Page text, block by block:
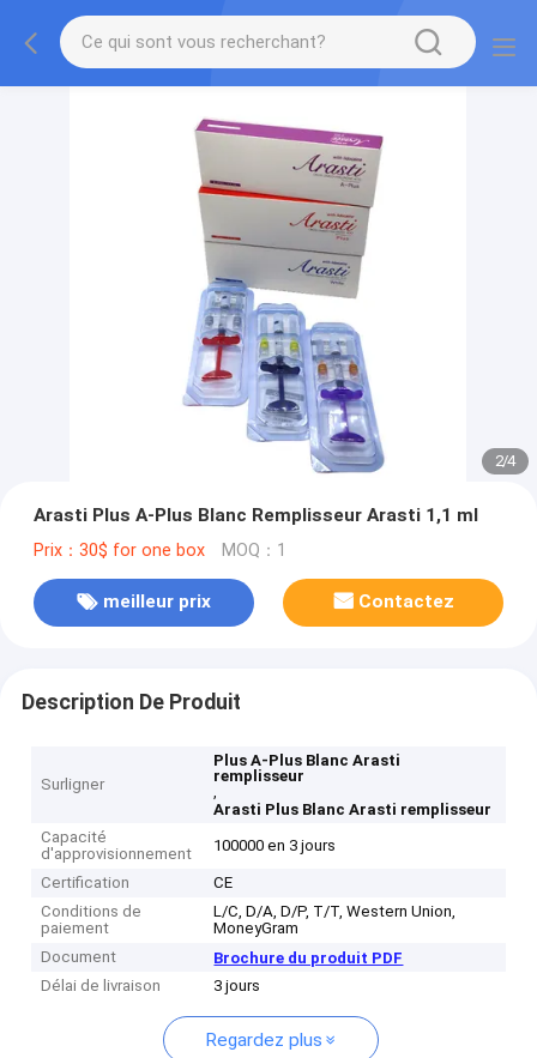
2/4
Arasti Plus A-Plus Blanc Remplisseur Arasti 1,1 ml
Prix：30$ for one box MOQ：1
meilleur prix Contactez
Description De Produit
Surligner
Plus A-Plus Blanc Arasti
remplisseur
,
Arasti Plus Blanc Arasti remplisseur
Capacité
d'approvisionnement
100000 en 3 jours
Certification
CE
Conditions de
paiement
L/C, D/A, D/P, T/T, Western Union,
MoneyGram
Document
Brochure du produit PDF
Délai de livraison
3 jours
Regardez plus